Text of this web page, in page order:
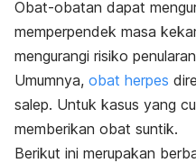
Obat-obatan dapat
memperpendek masa
mengurangi risiko
Umumnya, obat herpes
salep. Untuk kasus yang
memberikan obat suntik.
Berikut ini merupakan